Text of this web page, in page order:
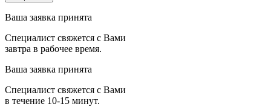
Ваша заявка принята
Специалист свяжется с Вами
завтра в рабочее время.
Ваша заявка принята
Специалист свяжется с Вами
в течение 10-15 минут.